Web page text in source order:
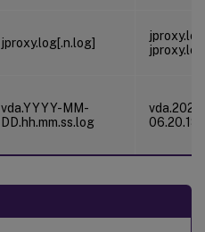
jproxy.log[.n.log]
vda.YYYY-MM-
DD.hh.mm.ss.log